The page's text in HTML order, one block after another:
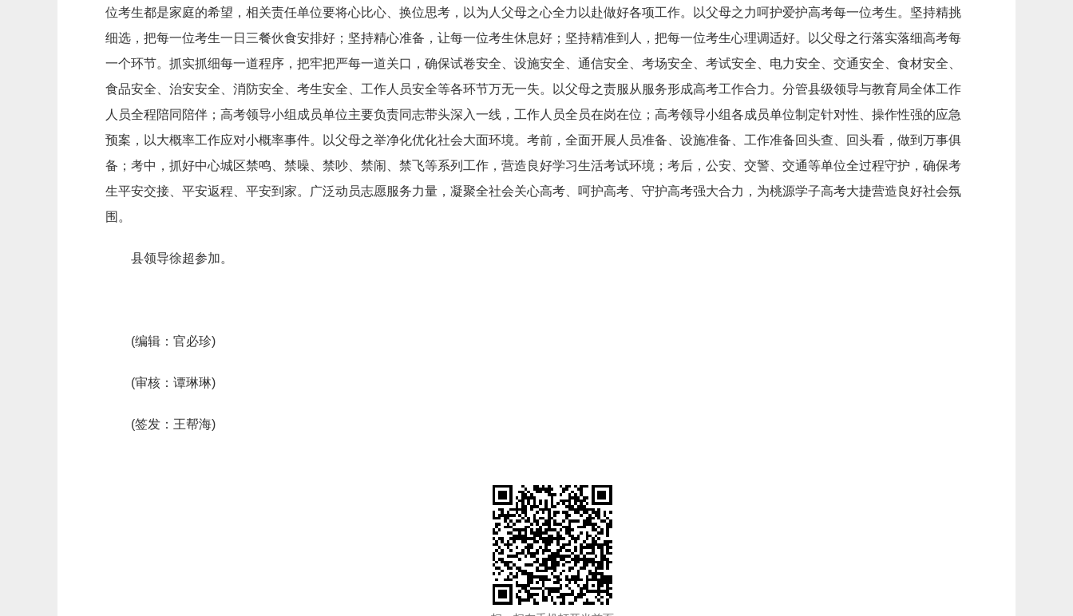
位考生都是家庭的希望，相关责任单位要将心比心、换位思考，以为人父母之心全力以赴做好各项工作。以父母之力呵护爱护高考每一位考生。坚持精挑
细选，把每一位考生一日三餐伙食安排好；坚持精心准备，让每一位考生休息好；坚持精准到人，把每一位考生心理调适好。以父母之行落实落细高考每
一个环节。抓实抓细每一道程序，把牢把严每一道关口，确保试卷安全、设施安全、通信安全、考场安全、考试安全、电力安全、交通安全、食材安全、
食品安全、治安安全、消防安全、考生安全、工作人员安全等各环节万无一失。以父母之责服从服务形成高考工作合力。分管县级领导与教育局全体工作
人员全程陪同陪伴；高考领导小组成员单位主要负责同志带头深入一线，工作人员全员在岗在位；高考领导小组各成员单位制定针对性、操作性强的应急
预案，以大概率工作应对小概率事件。以父母之举净化优化社会大面环境。考前，全面开展人员准备、设施准备、工作准备回头查、回头看，做到万事俱
备；考中，抓好中心城区禁鸣、禁噪、禁吵、禁闹、禁飞等系列工作，营造良好学习生活考试环境；考后，公安、交警、交通等单位全过程守护，确保考
生平安交接、平安返程、平安到家。广泛动员志愿服务力量，凝聚全社会关心高考、呵护高考、守护高考强大合力，为桃源学子高考大捷营造良好社会氛
围。
县领导徐超参加。
(编辑：官必珍)
(审核：谭琳琳)
(签发：王帮海)